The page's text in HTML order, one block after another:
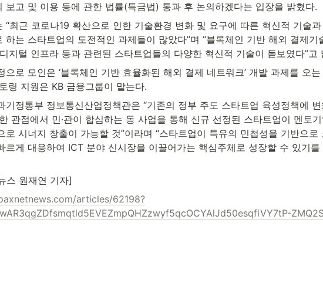
보고 및 이용 등에 관한 법률(특금법) 통과 후 논의하겠다는 입장을 밝혔다.
“최근 코로나19 확산으로 인한 기술환경 변화 및 요구에 따른 혁신적 기술
하는 스타트업의 도전적인 과제들이 많았다”며 “블록체인 기반 해외 결제기
지털 인프라 등과 관련된 스타트업들의 다양한 혁신적 기술이 돋보였다”고
으로 모인은 ‘블록체인 기반 효율화된 해외 결제 네트워크’ 개발 과제를 오
링 지원은 KB 금융그룹이 맡는다.
기정통부 정보통신산업정책관은 “기존의 정부 주도 스타트업 육성정책에
관점에서 민·관이 합심하는 동 사업을 통해 신규 선정된 스타트업이 멘토
로 시너지 창출이 가능할 것”이라며 “스타트업이 특유의 민첩성을 기반으로
르게 대응하여 ICT 분야 신시장을 이끌어가는 핵심주체로 성장할 수 있기를
스 원재연 기자]
articles/62198?